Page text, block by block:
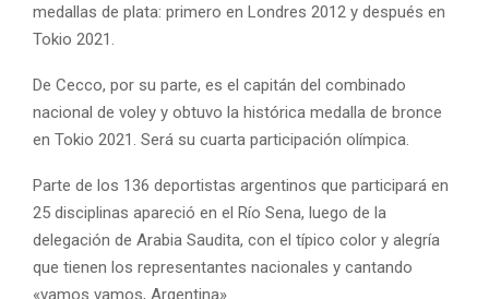
medallas de plata: primero en Londres 2012 y después en
Tokio 2021.
De Cecco, por su parte, es el capitán del combinado
nacional de voley y obtuvo la histórica medalla de bronce
en Tokio 2021. Será su cuarta participación olímpica.
Parte de los 136 deportistas argentinos que participará en
25 disciplinas apareció en el Río Sena, luego de la
delegación de Arabia Saudita, con el típico color y alegría
que tienen los representantes nacionales y cantando
«vamos vamos, Argentina».